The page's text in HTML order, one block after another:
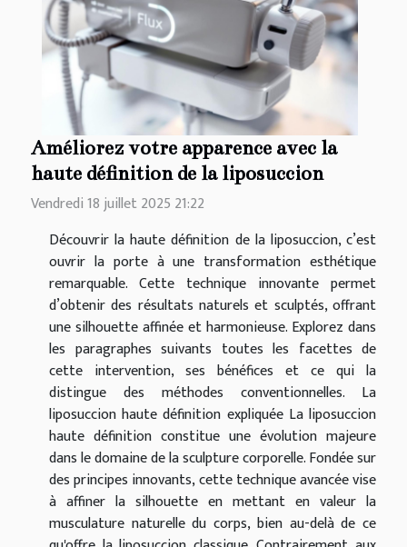
Améliorez votre apparence avec la
haute définition de la liposuccion
Vendredi 18 juillet 2025 21:22
Découvrir la haute définition de la liposuccion, c’est
ouvrir la porte à une transformation esthétique
remarquable. Cette technique innovante permet
d’obtenir des résultats naturels et sculptés, offrant
une silhouette affinée et harmonieuse. Explorez dans
les paragraphes suivants toutes les facettes de
cette intervention, ses bénéfices et ce qui la
distingue des méthodes conventionnelles. La
liposuccion haute définition expliquée La liposuccion
haute définition constitue une évolution majeure
dans le domaine de la sculpture corporelle. Fondée sur
des principes innovants, cette technique avancée vise
à affiner la silhouette en mettant en valeur la
musculature naturelle du corps, bien au-delà de ce